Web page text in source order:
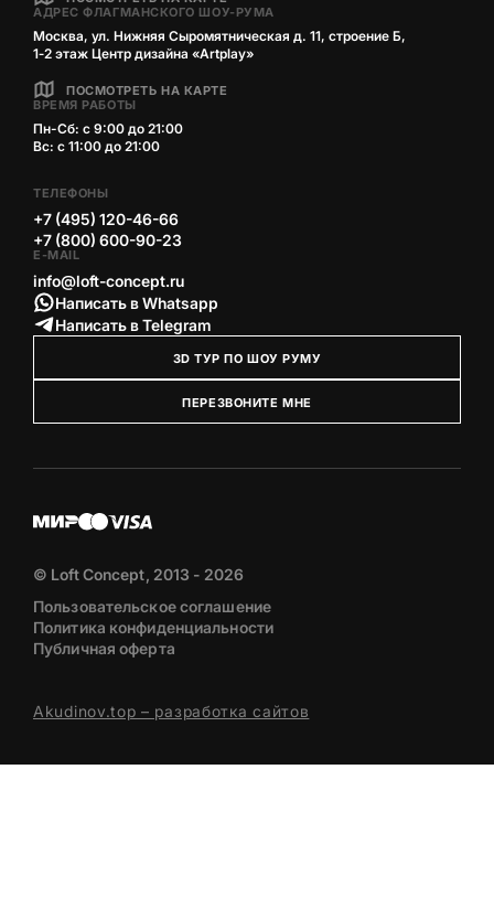
АДРЕС ФЛАГМАНСКОГО ШОУ-РУМА
Москва, ул. Нижняя Сыромятническая д. 11, строение Б,
1‑2 этаж Центр дизайна «Artplay»
ПОСМОТРЕТЬ НА КАРТЕ
ВРЕМЯ РАБОТЫ
Пн-Сб: с 9:00 до 21:00
Вс: с 11:00 до 21:00
ТЕЛЕФОНЫ
+7 (495) 120-46-66
+7 (800) 600-90-23
E-MAIL
info@loft-concept.ru
Написать в Whatsapp
Написать в Telegram
3D ТУР ПО ШОУ РУМУ
ПЕРЕЗВОНИТЕ МНЕ
© Loft Concept, 2013 - 2026
Пользовательское соглашение
Политика конфиденциальности
Публичная оферта
Akudinov.top – разработка сайтов